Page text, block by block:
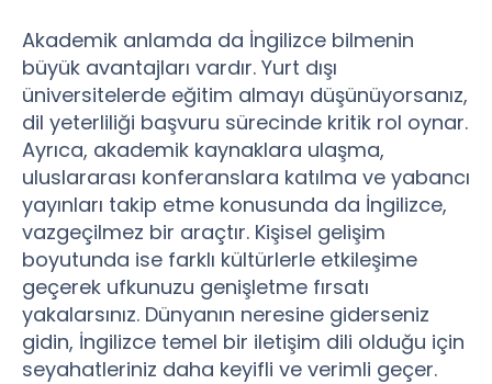
Akademik anlamda da İngilizce bilmenin
büyük avantajları vardır. Yurt dışı
üniversitelerde eğitim almayı düşünüyorsanız,
dil yeterliliği başvuru sürecinde kritik rol oynar.
Ayrıca, akademik kaynaklara ulaşma,
uluslararası konferanslara katılma ve yabancı
yayınları takip etme konusunda da İngilizce,
vazgeçilmez bir araçtır. Kişisel gelişim
boyutunda ise farklı kültürlerle etkileşime
geçerek ufkunuzu genişletme fırsatı
yakalarsınız. Dünyanın neresine giderseniz
gidin, İngilizce temel bir iletişim dili olduğu için
seyahatleriniz daha keyifli ve verimli geçer.